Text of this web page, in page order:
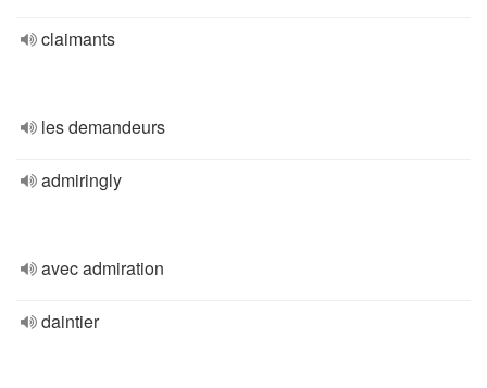
claimants
les demandeurs
admiringly
avec admiration
daintier